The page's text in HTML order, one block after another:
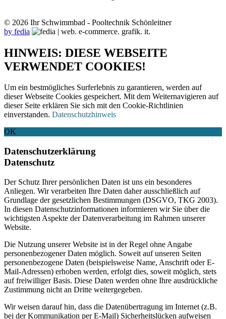
© 2026 Ihr Schwimmbad - Pooltechnik Schönleitner
by fedia
HINWEIS: DIESE WEBSEITE
VERWENDET COOKIES!
Um ein bestmögliches Surferlebnis zu garantieren, werden auf
dieser Webseite Cookies gespeichert. Mit dem Weiternavigieren auf
dieser Seite erklären Sie sich mit den Cookie-Richtlinien
einverstanden. Datenschutzhinweis
OK
Datenschutzerklärung
Datenschutz
Der Schutz Ihrer persönlichen Daten ist uns ein besonderes
Anliegen. Wir verarbeiten Ihre Daten daher ausschließlich auf
Grundlage der gesetzlichen Bestimmungen (DSGVO, TKG 2003).
In diesen Datenschutzinformationen informieren wir Sie über die
wichtigsten Aspekte der Datenverarbeitung im Rahmen unserer
Website.
Die Nutzung unserer Website ist in der Regel ohne Angabe
personenbezogener Daten möglich. Soweit auf unseren Seiten
personenbezogene Daten (beispielsweise Name, Anschrift oder E-
Mail-Adressen) erhoben werden, erfolgt dies, soweit möglich, stets
auf freiwilliger Basis. Diese Daten werden ohne Ihre ausdrückliche
Zustimmung nicht an Dritte weitergegeben.
Wir weisen darauf hin, dass die Datenübertragung im Internet (z.B.
bei der Kommunikation per E-Mail) Sicherheitslücken aufweisen